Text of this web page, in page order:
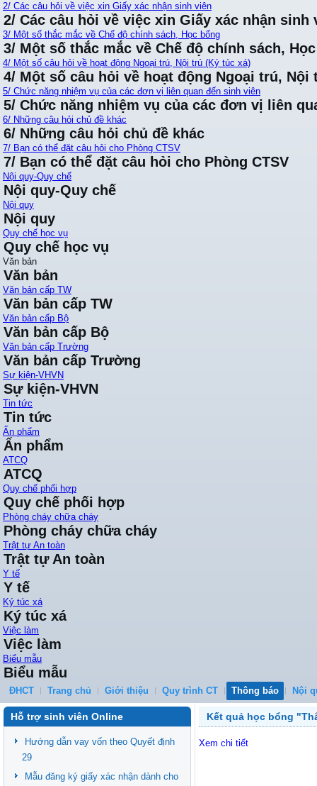
2/ Các câu hỏi về việc xin Giấy xác nhận sinh viên
2/ Các câu hỏi về việc xin Giấy xác nhận sinh
3/ Một số thắc mắc về Chế độ chính sách, Học bổng
3/ Một số thắc mắc về Chế độ chính sách,
4/ Một số câu hỏi về hoạt động Ngoại trú, Nội trú (Ký túc xá)
4/ Một số câu hỏi về hoạt động Ngoại trú, Nội
5/ Chức năng nhiệm vụ của các đơn vị liên quan đến sinh viên
5/ Chức năng nhiệm vụ của các đơn vị liên
6/ Những câu hỏi chủ đề khác
6/ Những câu hỏi chủ đề khác
7/ Bạn có thể đặt câu hỏi cho Phòng CTSV
7/ Bạn có thể đặt câu hỏi cho Phòng CTSV
Nội quy-Quy chế
Nội quy-Quy chế
Nội quy
Nội quy
Quy chế học vụ
Quy chế học vụ
Văn bản
Văn bản
Văn bản cấp TW
Văn bản cấp TW
Văn bản cấp Bộ
Văn bản cấp Bộ
Văn bản cấp Trường
Văn bản cấp Trường
Sự kiện-VHVN
Sự kiện-VHVN
Tin tức
Tin tức
Ấn phẩm
Ấn phẩm
ATCQ
ATCQ
Quy chế phối hợp
Quy chế phối hợp
Phòng cháy chữa cháy
Phòng cháy chữa cháy
Trật tự An toàn
Trật tự An toàn
Y tế
Y tế
Ký túc xá
Ký túc xá
Việc làm
Việc làm
Biểu mẫu
Biểu mẫu
ĐHCT Trang chủ Giới thiệu Quy trình CT Thông báo Nội
Hỗ trợ sinh viên Online
Hướng dẫn vay vốn theo Quyết định
29
Mẫu đăng ký giấy xác nhận dành cho
Kết quả học bổng
Xem chi tiết